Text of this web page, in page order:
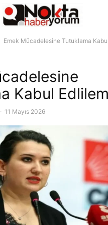
Emek Mücadelesine Tutuklama
Kabul
- 11 Mayıs 2026